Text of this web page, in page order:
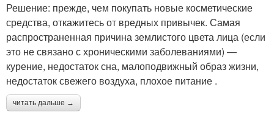
Решение: прежде, чем покупать новые косметические
средства, откажитесь от вредных привычек. Самая
распространенная причина землистого цвета лица (если
это не связано с хроническими заболеваниями) —
курение, недостаток сна, малоподвижный образ жизни,
недостаток свежего воздуха, плохое питание .
читать дальше →